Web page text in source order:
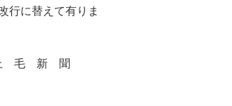
に替えて有りま
上 毛 新 聞